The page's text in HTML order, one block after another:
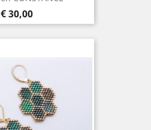
Prijs
€ 30,00